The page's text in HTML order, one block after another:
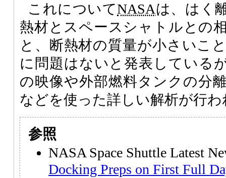
これについてNASAは、はく
熱材とスペースシャトルとの
と、断熱材の質量が小さいこ
に問題はないと発表している
の映像や外部燃料タンクの分
などを使った詳しい解析が行わ
参照
NASA Space Shuttle Latest
Docking Preps on First Full